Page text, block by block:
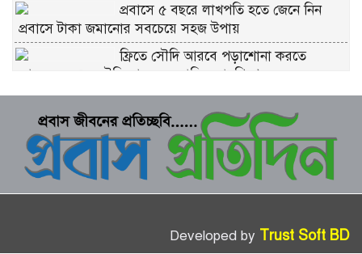
প্রবাসে ৫ বছরে লাখপতি হতে জেনে নিন
প্রবাসে টাকা জমানোর সবচেয়ে সহজ উপায়
ফ্রিতে সৌদি আরবে পড়াশোনা করতে
আবেদন করুন সৌদি আরব সরকারি স্কলারশিপে
কুরবানীর প্রতিটি পশমে সওয়াব: ইসলাম কী
বলে জানুন
ভাগে কুরবানি দেওয়ার নিয়ম: সবচেয়ে সহজ
ব্যাখ্যা
Developed by Trust Soft BD